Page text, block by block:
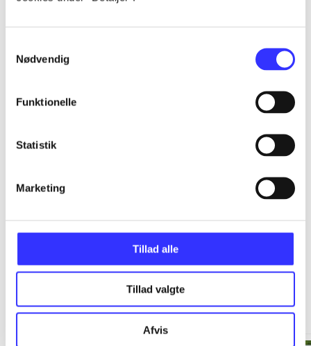
Nødvendig
Funktionelle
Statistik
Marketing
Tillad alle
Tillad valgte
Afvis
...
...
...
...
Minder om